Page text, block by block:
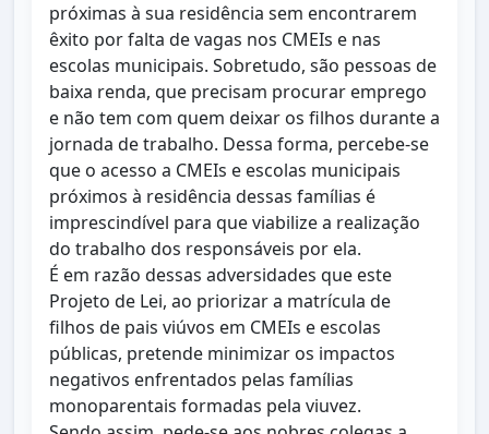
próximas à sua residência sem encontrarem
êxito por falta de vagas nos CMEIs e nas
escolas municipais. Sobretudo, são pessoas de
baixa renda, que precisam procurar emprego
e não tem com quem deixar os filhos durante a
jornada de trabalho. Dessa forma, percebe-se
que o acesso a CMEIs e escolas municipais
próximos à residência dessas famílias é
imprescindível para que viabilize a realização
do trabalho dos responsáveis por ela.
É em razão dessas adversidades que este
Projeto de Lei, ao priorizar a matrícula de
filhos de pais viúvos em CMEIs e escolas
públicas, pretende minimizar os impactos
negativos enfrentados pelas famílias
monoparentais formadas pela viuvez.